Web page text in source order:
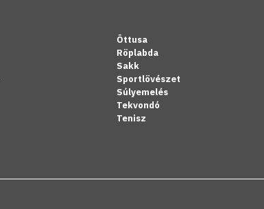
Öttusa
Röplabda
Sakk
Sportlövészet
Súlyemelés
Tekvondó
Tenisz